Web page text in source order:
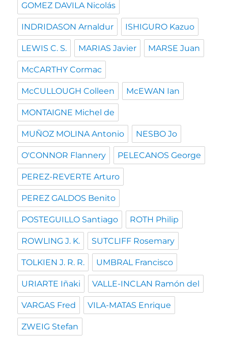
GOMEZ DAVILA Nicolás
INDRIDASON Arnaldur ISHIGURO Kazuo
LEWIS C. S. MARIAS Javier MARSE Juan
McCARTHY Cormac
McCULLOUGH Colleen McEWAN Ian
MONTAIGNE Michel de
MUÑOZ MOLINA Antonio NESBO Jo
O'CONNOR Flannery PELECANOS George
PEREZ-REVERTE Arturo
PEREZ GALDOS Benito
POSTEGUILLO Santiago ROTH Philip
ROWLING J. K. SUTCLIFF Rosemary
TOLKIEN J. R. R. UMBRAL Francisco
URIARTE Iñaki VALLE-INCLAN Ramón del
VARGAS Fred VILA-MATAS Enrique
ZWEIG Stefan